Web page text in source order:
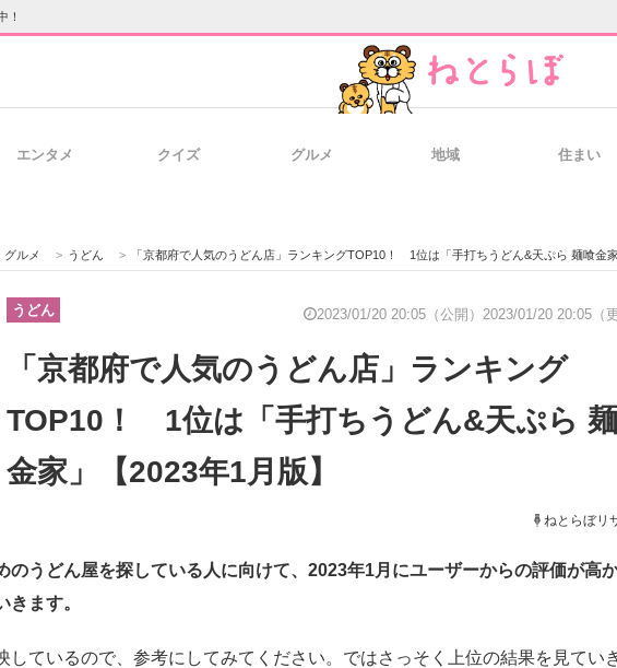
！
のヒント
門サイト
ットの話題
エンタメ クイズ グルメ 地域 住まい
グルメ > うどん > 「京都府で人気のうどん店」ランキングTOP10！ 1位は「手打ちうどん&天ぷら 麺喰金家」【2023年1月版
うどん 2023/01/20 20:05（公開） 2023/01/20 20:05（更
「京都府で人気のうどん店」ランキング
TOP10！ 1位は「手打ちうどん&天ぷら
金家」【2023年1月版】
ねとらぼリ
うどん屋を探している人に向けて、2023年1月にユーザーからの評価が高
きます。
ているので、参考にしてみてください。ではさっそく上位の結果を見てい